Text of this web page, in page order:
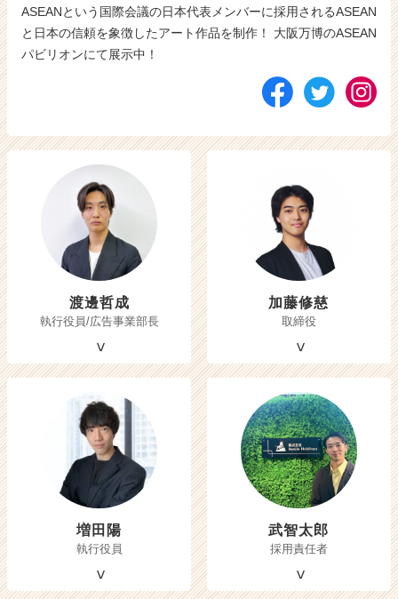
ASEANという国際会議の日本代表メンバーに採用されるASEAN
と日本の信頼を象徴したアート作品を制作！ 大阪万博のASEAN
パビリオンにて展示中！
渡邊哲成
執行役員/広告事業部長
加藤修慈
取締役
増田陽
執行役員
武智太郎
採用責任者